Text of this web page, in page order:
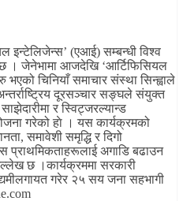
इन्टेलिजेन्स’ (एआई) सम्बन्धी विश्व
। जेनेभामा आजदेखि ‘आर्टिफिसियल
चिनियाँ समाचार संस्था सिन्ह्वाले
दूरसञ्चार सङ्घले संयुक्त
र स्विट्जरल्यान्ड
गरेको हाे । यस कार्यक्रमको
समावेशी समृद्धि र दिगो
प्राथमिकताहरूलाई अगाडि बढाउन
छ ।कार्यक्रममा सरकारी
गरेर २५ सय जना सहभागी